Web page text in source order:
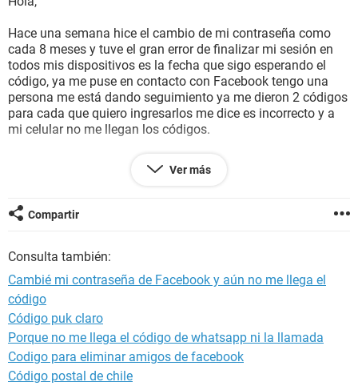
Hace una semana hice el cambio de mi contraseña como
cada 8 meses y tuve el gran error de finalizar mi sesión en
todos mis dispositivos es la fecha que sigo esperando el
código, ya me puse en contacto con Facebook tengo una
persona me está dando seguimiento ya me dieron 2 códigos
para cada que quiero ingresarlos me dice es incorrecto y a
mi celular no me llegan los códigos.
Ver más
Compartir
Consulta también:
Cambié mi contraseña de Facebook y aún no me llega el
código
Código puk claro
Porque no me llega el código de whatsapp ni la llamada
Codigo para eliminar amigos de facebook
Código postal de chile